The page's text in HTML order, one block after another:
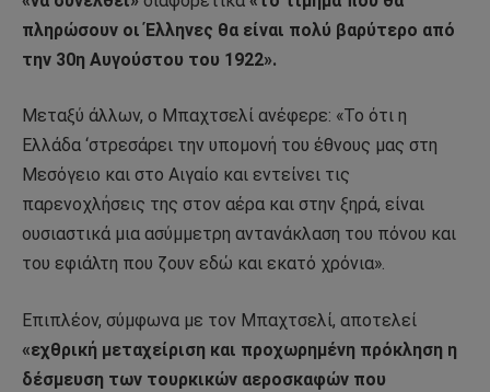
πληρώσουν οι Έλληνες θα είναι πολύ βαρύτερο από
την 30η Αυγούστου του 1922».
Μεταξύ άλλων, ο Μπαχτσελί ανέφερε: «Το ότι η
Ελλάδα ‘στρεσάρει την υπομονή του έθνους μας στη
Μεσόγειο και στο Αιγαίο και εντείνει τις
παρενοχλήσεις της στον αέρα και στην ξηρά, είναι
ουσιαστικά μια ασύμμετρη αντανάκλαση του πόνου και
του εφιάλτη που ζουν εδώ και εκατό χρόνια».
Επιπλέον, σύμφωνα με τον Μπαχτσελί, αποτελεί
«εχθρική μεταχείριση και προχωρημένη πρόκληση η
δέσμευση των τουρκικών αεροσκαφών που